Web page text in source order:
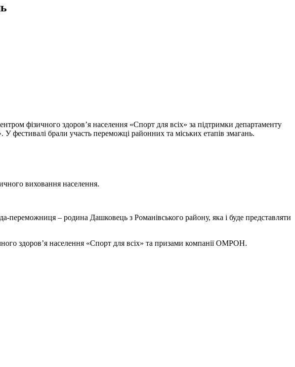
фізичного здоров’я населення «Спорт для всіх» за підтримки департаменту
У фестивалі брали участь переможці районних та міських етапів змагань.
виховання населення.
– родина Дашковець з Романівського району, яка і буде представляти
здоров’я населення «Спорт для всіх» та призами компанії ОМРОН.